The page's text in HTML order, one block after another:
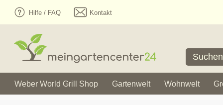
Hilfe / FAQ Kontakt
Weber World Grill Shop Gartenwelt Wohnwelt